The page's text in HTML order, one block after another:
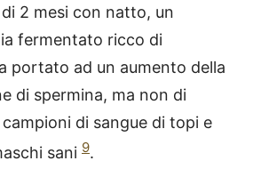
2 mesi con natto, un
fermentato ricco di
portato ad un aumento della
di spermina, ma non di
di sangue di topi e
sani 9.